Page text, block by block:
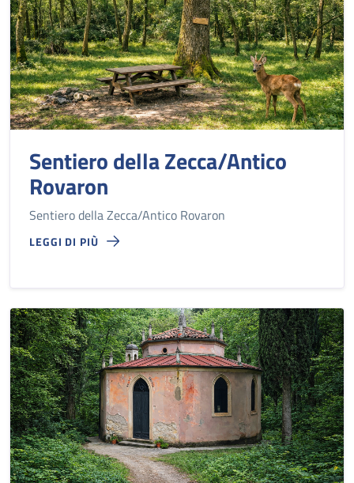
Sentiero della Zecca/Antico
Rovaron
Sentiero della Zecca/Antico Rovaron
LEGGI DI PIÙ